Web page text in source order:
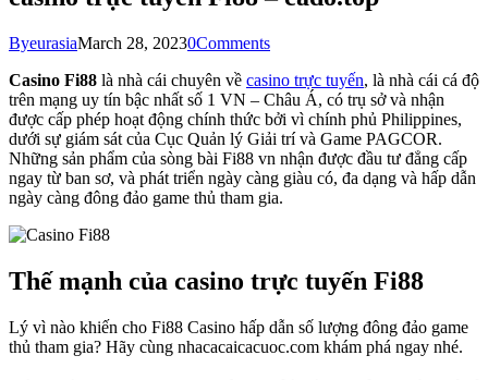
ByeurasiaMarch 28, 20230Comments
Casino Fi88 là nhà cái chuyên về casino trực tuyến, là nhà cái cá độ
trên mạng uy tín bậc nhất số 1 VN – Châu Á, có trụ sở và nhận
được cấp phép hoạt động chính thức bởi vì chính phủ Philippines,
dưới sự giám sát của Cục Quản lý Giải trí và Game PAGCOR.
Những sản phẩm của sòng bài Fi88 vn nhận được đầu tư đẳng cấp
ngay từ ban sơ, và phát triển ngày càng giàu có, đa dạng và hấp dẫn
ngày càng đông đảo game thủ tham gia.
Thế mạnh của casino trực tuyến Fi88
Lý vì nào khiến cho Fi88 Casino hấp dẫn số lượng đông đảo game
thủ tham gia? Hãy cùng nhacacaicacuoc.com khám phá ngay nhé.